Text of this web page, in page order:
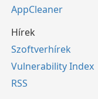
AppCleaner
Hírek
Szoftverhírek
Vulnerability Index
RSS